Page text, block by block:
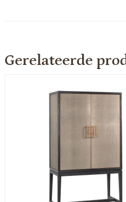
Gerelateerde